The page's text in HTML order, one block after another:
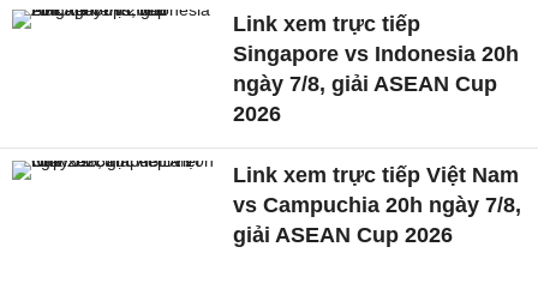
Link xem trực tiếp
Singapore vs Indonesia 20h
ngày 7/8, giải ASEAN Cup
2026
Link xem trực tiếp Việt Nam
vs Campuchia 20h ngày 7/8,
giải ASEAN Cup 2026